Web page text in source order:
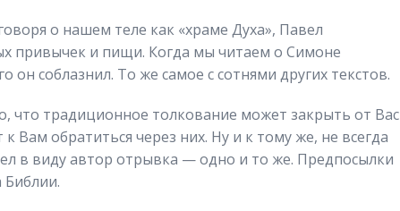
о нашем теле как «храме Духа», Павел
привычек и пищи. Когда мы читаем о Симоне
он соблазнил. То же самое с сотнями других текстов.
что традиционное толкование может закрыть от Вас
Вам обратиться через них. Ну и к тому же, не всегда
в виду автор отрывка — одно и то же. Предпосылки
Библии.